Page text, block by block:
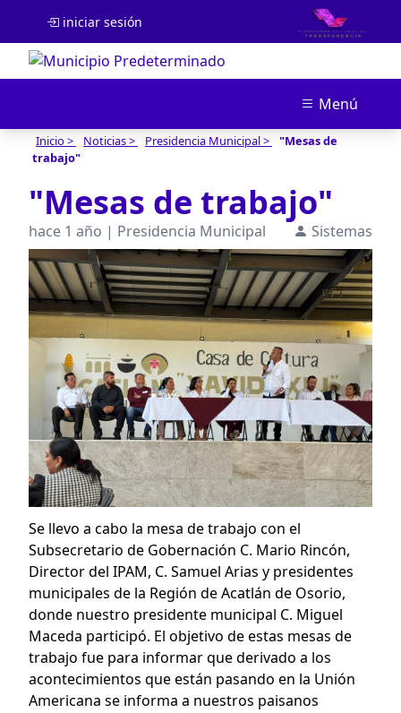
iniciar sesión
Menú
Inicio > Noticias > Presidencia Municipal >
"Mesas de
trabajo"
"Mesas de trabajo"
hace 1 año | Presidencia Municipal Sistemas
Se llevo a cabo la mesa de trabajo con el
Subsecretario de Gobernación C. Mario Rincón,
Director del IPAM, C. Samuel Arias y presidentes
municipales de la Región de Acatlán de Osorio,
donde nuestro presidente municipal C. Miguel
Maceda participó. El objetivo de estas mesas de
trabajo fue para informar que derivado a los
acontecimientos que están pasando en la Unión
Americana se informa a nuestros paisanos